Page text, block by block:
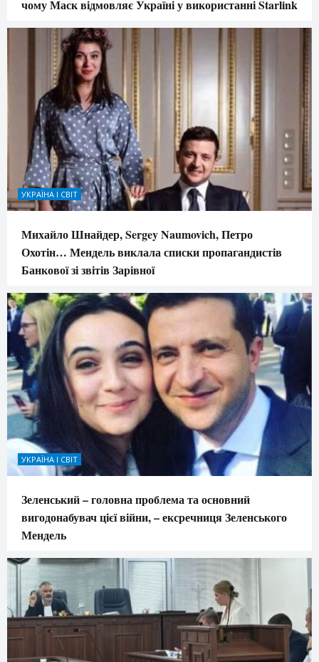
чому Маск відмовляє Україні у використанні Starlink
УКРАЇНА І СВІТ
Михайло Шнайдер, Sergey Naumovich, Петро
Охотін… Мендель виклала списки пропагандистів
Банкової зі звітів Зарівної
УКРАЇНА І СВІТ
Зеленський – головна проблема та основний
вигодонабувач цієї війни, – ексречниця Зеленського
Мендель